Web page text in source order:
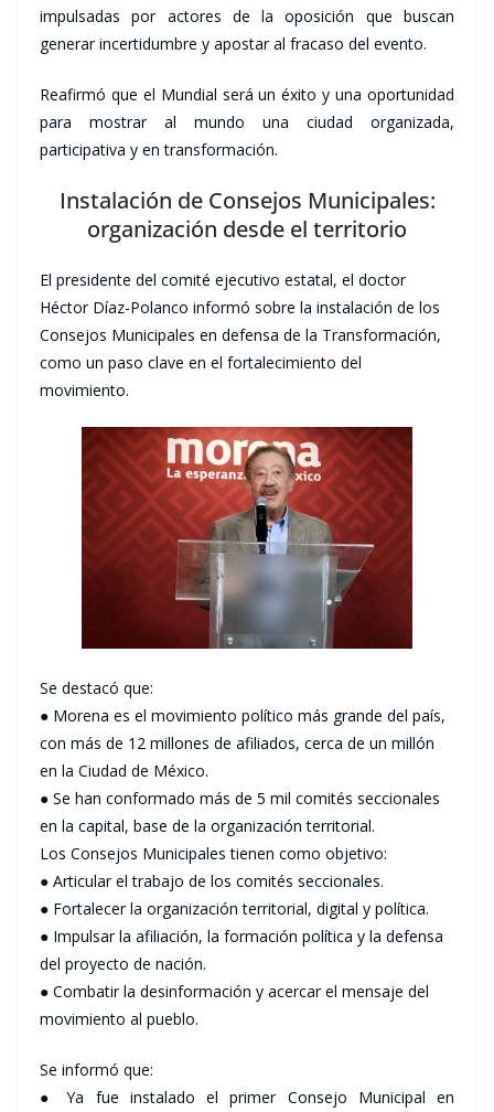
impulsadas por actores de la oposición que buscan
generar incertidumbre y apostar al fracaso del evento.
Reafirmó que el Mundial será un éxito y una oportunidad
para mostrar al mundo una ciudad organizada,
participativa y en transformación.
Instalación de Consejos Municipales:
organización desde el territorio
El presidente del comité ejecutivo estatal, el doctor
Héctor Díaz-Polanco informó sobre la instalación de los
Consejos Municipales en defensa de la Transformación,
como un paso clave en el fortalecimiento del
movimiento.
Se destacó que:
● Morena es el movimiento político más grande del país,
con más de 12 millones de afiliados, cerca de un millón
en la Ciudad de México.
● Se han conformado más de 5 mil comités seccionales
en la capital, base de la organización territorial.
Los Consejos Municipales tienen como objetivo:
● Articular el trabajo de los comités seccionales.
● Fortalecer la organización territorial, digital y política.
● Impulsar la afiliación, la formación política y la defensa
del proyecto de nación.
● Combatir la desinformación y acercar el mensaje del
movimiento al pueblo.
Se informó que:
● Ya fue instalado el primer Consejo Municipal en